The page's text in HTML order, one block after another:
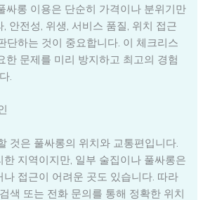
싸롱 이용은 단순히 가격이나 분위기만
안전성, 위생, 서비스 품질, 위치 접근
단하는 것이 중요합니다. 이 체크리스
한 문제를 미리 방지하고 최고의 경험
.
것은 풀싸롱의 위치와 교통편입니다.
지역이지만, 일부 술집이나 풀싸롱은
접근이 어려운 곳도 있습니다. 따라
색 또는 전화 문의를 통해 정확한 위치